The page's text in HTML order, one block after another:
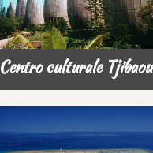
Centro culturale Tjibaou